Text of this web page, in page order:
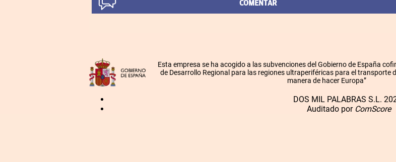
COMENTAR
Esta empresa se ha acogido a las subvenciones del Gobierno de España
de Desarrollo Regional para las regiones ultraperiféricas para el transporte
manera de hacer Europa”
DOS MIL PALABRAS S.L.
Auditado por ComScore